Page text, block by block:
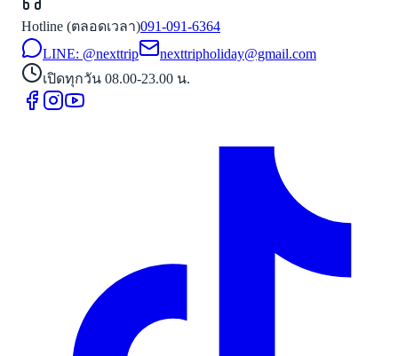
Hotline (ตลอดเวลา)091-091-6364
LINE: @nexttrip
nexttripholiday@gmail.com
เปิดทุกวัน 08.00-23.00 น.